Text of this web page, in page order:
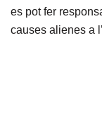
es pot fer
causes alienes a